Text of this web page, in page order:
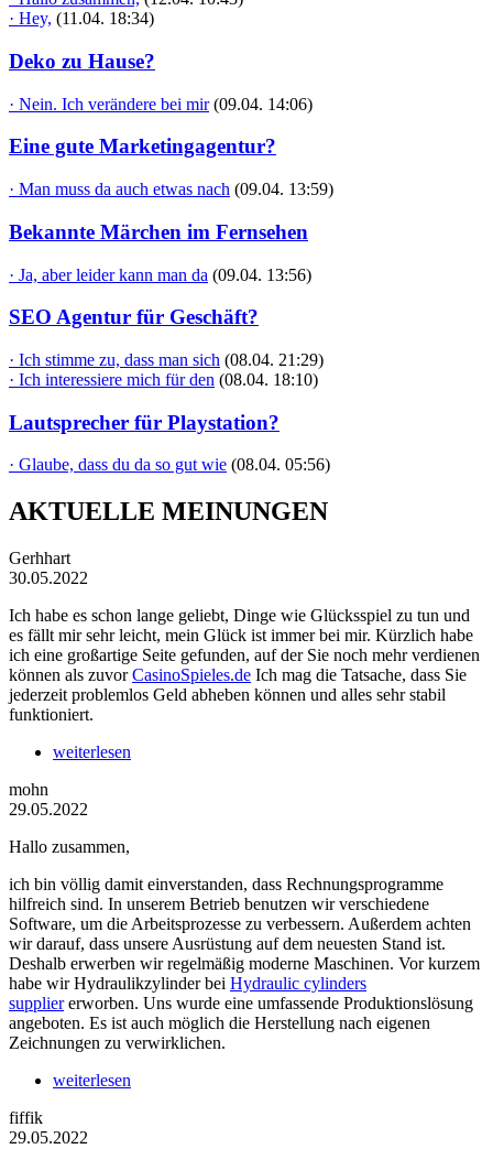
· Hey, (11.04. 18:34)
Deko zu Hause?
· Nein. Ich verändere bei mir (09.04. 14:06)
Eine gute Marketingagentur?
· Man muss da auch etwas nach (09.04. 13:59)
Bekannte Märchen im Fernsehen
· Ja, aber leider kann man da (09.04. 13:56)
SEO Agentur für Geschäft?
· Ich stimme zu, dass man sich (08.04. 21:29)
· Ich interessiere mich für den (08.04. 18:10)
Lautsprecher für Playstation?
· Glaube, dass du da so gut wie (08.04. 05:56)
AKTUELLE MEINUNGEN
Gerhhart
30.05.2022
Ich habe es schon lange geliebt, Dinge wie Glücksspiel zu tun und
es fällt mir sehr leicht, mein Glück ist immer bei mir. Kürzlich habe
ich eine großartige Seite gefunden, auf der Sie noch mehr verdienen
können als zuvorCasinoSpieles.de Ich mag die Tatsache, dass Sie
jederzeit problemlos Geld abheben können und alles sehr stabil
funktioniert.
weiterlesen
mohn
29.05.2022
Hallo zusammen,
ich bin völlig damit einverstanden, dass Rechnungsprogramme
hilfreich sind. In unserem Betrieb benutzen wir verschiedene
Software, um die Arbeitsprozesse zu verbessern. Außerdem achten
wir darauf, dass unsere Ausrüstung auf dem neuesten Stand ist.
Deshalb erwerben wir regelmäßig moderne Maschinen. Vor kurzem
habe wir Hydraulikzylinder bei Hydraulic cylinders
suppliererworben. Uns wurde eine umfassende Produktionslösung
angeboten. Es ist auch möglich die Herstellung nach eigenen
Zeichnungen zu verwirklichen.
weiterlesen
fiffik
29.05.2022